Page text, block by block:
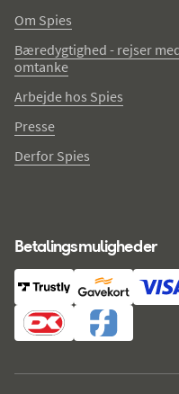
Om Spies
Bæredygtighed - rejser
omtanke
Arbejde hos Spies
Presse
Derfor Spies
Betalingsmuligheder